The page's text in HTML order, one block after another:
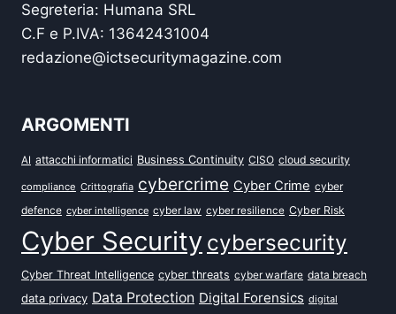
Segreteria: Humana SRL
C.F e P.IVA: 13642431004
redazione@ictsecuritymagazine.com
ARGOMENTI
AI attacchi informatici Business Continuity CISO cloud security
compliance Crittografia cybercrime Cyber Crime cyber
defence cyber intelligence cyber law cyber resilience Cyber Risk
Cyber Security cybersecurity
Cyber Threat Intelligence cyber threats cyber warfare data breach
data privacy Data Protection Digital Forensics digital